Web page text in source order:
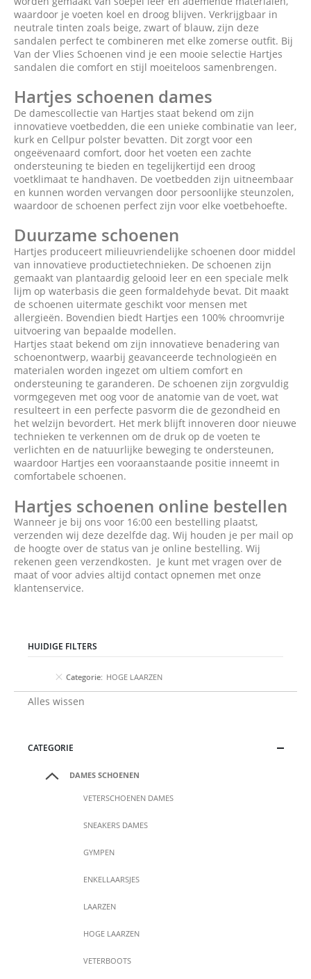
waardoor je voeten koel en droog blijven. Verkrijgbaar in
neutrale tinten zoals beige, zwart of blauw, zijn deze
sandalen perfect te combineren met elke zomerse outfit. Bij
Van der Vlies Schoenen vind je een mooie selectie Hartjes
sandalen die comfort en stijl moeiteloos samenbrengen.
Hartjes schoenen dames
De damescollectie van Hartjes staat bekend om zijn
innovatieve voetbedden, die een unieke combinatie van leer,
kurk en Cellpur polster bevatten. Dit zorgt voor een
ongeëvenaard comfort, door het voeten een zachte
ondersteuning te bieden en tegelijkertijd een droog
voetklimaat te handhaven. De voetbedden zijn uitneembaar
en kunnen worden vervangen door persoonlijke steunzolen,
waardoor de schoenen perfect zijn voor elke voetbehoefte.
Duurzame schoenen
Hartjes produceert milieuvriendelijke schoenen door middel
van innovatieve productietechnieken. De schoenen zijn
gemaakt van plantaardig gelooid leer en een speciale melk
lijm op waterbasis die geen formaldehyde bevat. Dit maakt
de schoenen uitermate geschikt voor mensen met
allergieën. Bovendien biedt Hartjes een 100% chroomvrije
uitvoering van bepaalde modellen.
Hartjes staat bekend om zijn innovatieve benadering van
schoenontwerp, waarbij geavanceerde technologieën en
materialen worden ingezet om ultiem comfort en
ondersteuning te garanderen. De schoenen zijn zorgvuldig
vormgegeven met oog voor de anatomie van de voet, wat
resulteert in een perfecte pasvorm die de gezondheid en
het welzijn bevordert. Het merk blijft innoveren door nieuwe
technieken te verkennen om de druk op de voeten te
verlichten en de natuurlijke beweging te ondersteunen,
waardoor Hartjes een vooraanstaande positie inneemt in
comfortabele schoenen.
Hartjes schoenen online bestellen
Wanneer je bij ons voor 16:00 een bestelling plaatst,
verzenden wij deze dezelfde dag. Wij houden je per mail op
de hoogte over de status van je online bestelling. Wij
rekenen geen verzendkosten. Je kunt met vragen over de
maat of voor advies altijd contact opnemen met onze
klantenservice.
HUIDIGE FILTERS
Categorie HOGE LAARZEN
Alles wissen
CATEGORIE
DAMES SCHOENEN
VETERSCHOENEN DAMES
SNEAKERS DAMES
GYMPEN
ENKELLAARSJES
LAARZEN
HOGE LAARZEN
VETERBOOTS